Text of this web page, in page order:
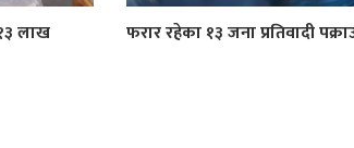
१३ लाख फरार रहेका १३ जना प्रतिवादी